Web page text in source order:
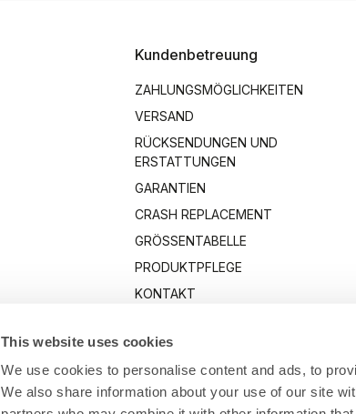
This website uses cookies
We use cookies to personalise content and ads, to
We also share information about your use of our site
Kundenbetreuung
ZAHLUNGSMÖGLICHKEITEN
VERSAND
RÜCKSENDUNGEN UND
ERSTATTUNGEN
GARANTIEN
CRASH REPLACEMENT
GRÖSSENTABELLE
PRODUKTPFLEGE
KONTAKT